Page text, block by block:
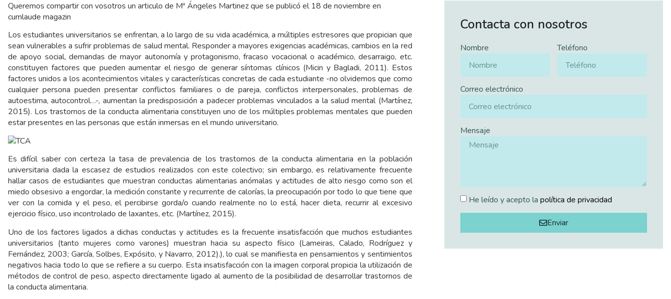
Queremos compartir con vosotros un articulo de Mª Ángeles Martinez que se publicó el 18 de noviembre en
cumlaude magazin
Los estudiantes universitarios se enfrentan, a lo largo de su vida académica, a múltiples estresores que propician que
sean vulnerables a sufrir problemas de salud mental. Responder a mayores exigencias académicas, cambios en la red
de apoyo social, demandas de mayor autonomía y protagonismo, fracaso vocacional o académico, desarraigo, etc.
constituyen factores que pueden aumentar el riesgo de generar síntomas clínicos (Micin y Bagladi, 2011). Estos
factores unidos a los acontecimientos vitales y características concretas de cada estudiante -no olvidemos que como
cualquier persona pueden presentar conflictos familiares o de pareja, conflictos interpersonales, problemas de
autoestima, autocontrol…-, aumentan la predisposición a padecer problemas vinculados a la salud mental (Martínez,
2015). Los trastornos de la conducta alimentaria constituyen uno de los múltiples problemas mentales que pueden
estar presentes en las personas que están inmersas en el mundo universitario.
Es difícil saber con certeza la tasa de prevalencia de los trastornos de la conducta alimentaria en la población
universitaria dada la escasez de estudios realizados con este colectivo; sin embargo, es relativamente frecuente
hallar casos de estudiantes que muestran conductas alimentarias anómalas y actitudes de alto riesgo como son el
miedo obsesivo a engordar, la medición constante y recurrente de calorías, la preocupación por todo lo que tiene que
ver con la comida y el peso, el percibirse gorda/o cuando realmente no lo está, hacer dieta, recurrir al excesivo
ejercicio físico, uso incontrolado de laxantes, etc. (Martínez, 2015).
Uno de los factores ligados a dichas conductas y actitudes es la frecuente insatisfacción que muchos estudiantes
universitarios (tanto mujeres como varones) muestran hacia su aspecto físico (Lameiras, Calado, Rodríguez y
Fernández, 2003; García, Solbes, Expósito, y Navarro, 2012).), lo cual se manifiesta en pensamientos y sentimientos
negativos hacia todo lo que se refiere a su cuerpo. Esta insatisfacción con la imagen corporal propicia la utilización de
métodos de control de peso, aspecto directamente ligado al aumento de la posibilidad de desarrollar trastornos de
la conducta alimentaria.
Contacta con nosotros
Nombre Teléfono
Correo electrónico
Mensaje
He leído y acepto la política de privacidad
Enviar